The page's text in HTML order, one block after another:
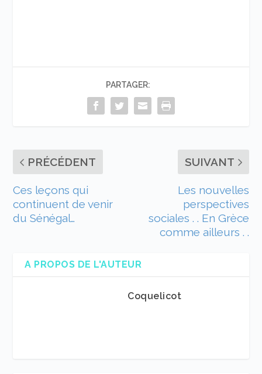
PARTAGER:
PRÉCÉDENT
Ces leçons qui
continuent de venir
du Sénégal…
SUIVANT
Les nouvelles
perspectives
sociales . . En Grèce
comme ailleurs . .
A PROPOS DE L'AUTEUR
Coquelicot